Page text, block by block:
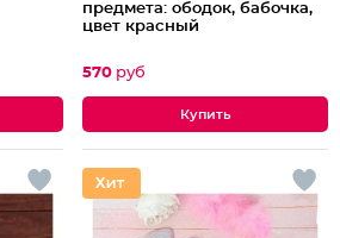
предмета: ободок, бабочка,
цвет красный
570 руб